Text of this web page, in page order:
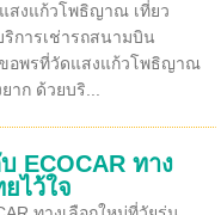
สงแก้วโพธิญาณ เที่ยว
การเช่ารถสนามบิน
ขอพรที่วัดแสงแก้วโพธิญาณ
าก ด้วยบริ...
ECOCAR ทาง
ไว้ใจ